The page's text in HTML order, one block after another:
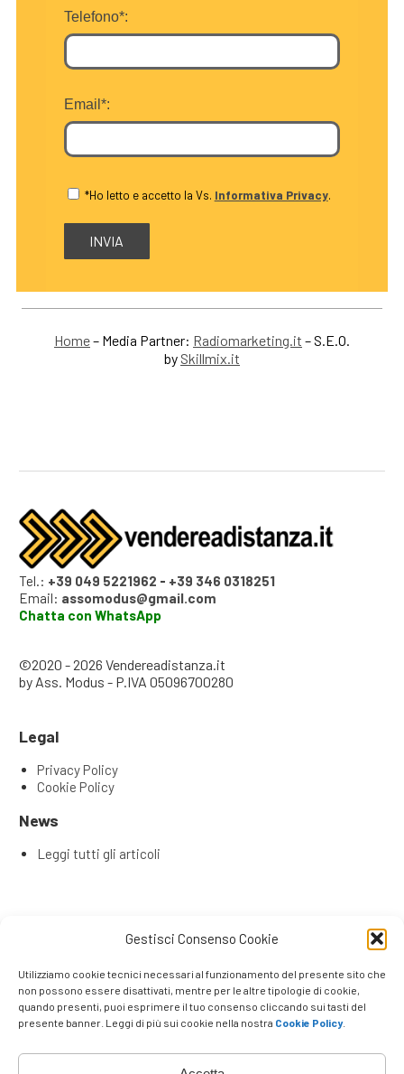
Gestisci Consenso Cookie
Utilizziamo cookie tecnici necessari al funzionamento del presente sito che
non possono essere disattivati, mentre per le altre tipologie di cookie,
quando presenti, puoi esprimere il tuo consenso cliccando sui tasti del
presente banner. Leggi di più sui cookie nella nostra Cookie Policy.
Telefono*:
Email*:
*Ho letto e accetto la Vs. Informativa Privacy.
Home– Media Partner: Radiomarketing.it – S.E.O.
by Skillmix.it
Tel.: +39 049 5221962 - +39 346 0318251
Email: assomodus@gmail.com
Chatta con WhatsApp
©2020 - 2026 Vendereadistanza.it
by Ass. Modus - P.IVA 05096700280
Legal
Privacy Policy
Cookie Policy
News
Leggi tutti gli articoli
commerciale ha bisogno di una Content & Service Room
(CSR)
Remote Seller di Successo: Le 4 Competenze Chiave che
Fanno la Differenza
La Rivoluzione degli Agenti su Strada